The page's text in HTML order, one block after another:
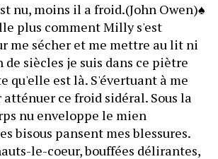
nu, moins il a froid.(John Owen)♠
plus comment Milly s'est
me sécher et me mettre au lit ni
de siècles je suis dans ce piètre
qu'elle est là. S'évertuant à me
ce froid sidéral. Sous la
nu enveloppe le mien
bisous pansent mes blessures.
le-coeur, bouffées délirantes,